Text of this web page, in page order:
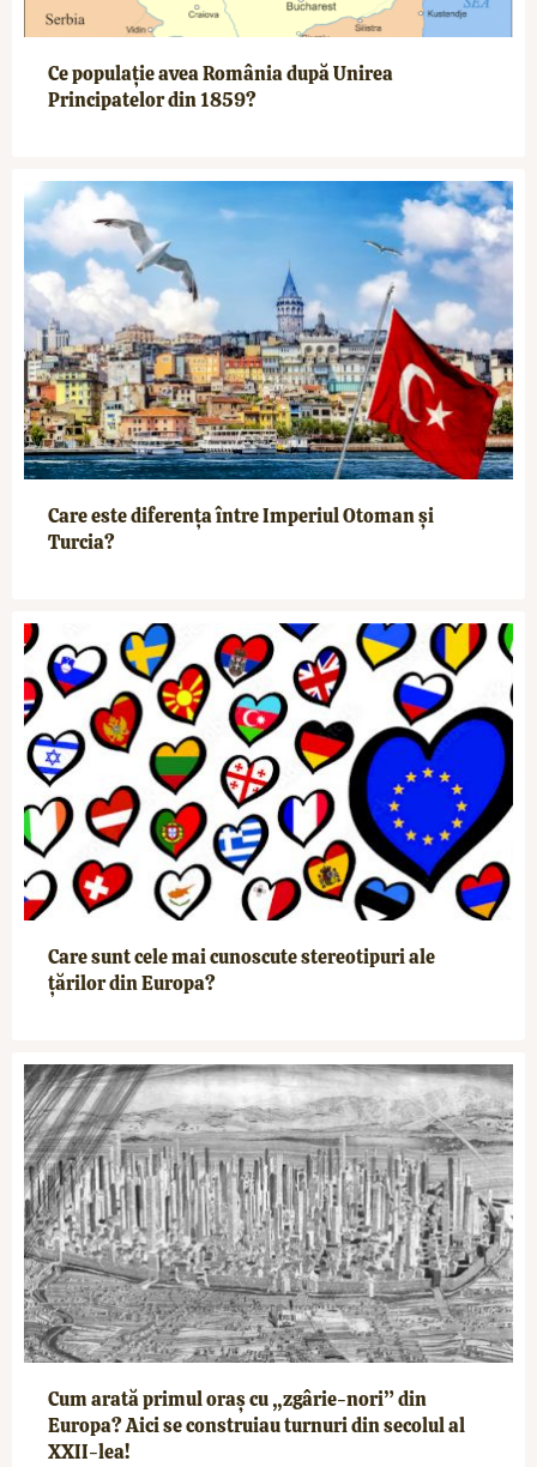
Ce populație avea România după Unirea
Principatelor din 1859?
Care este diferența între Imperiul Otoman și
Turcia?
Care sunt cele mai cunoscute stereotipuri ale
țărilor din Europa?
Cum arată primul oraș cu „zgârie-nori” din
Europa? Aici se construiau turnuri din secolul al
XXII-lea!